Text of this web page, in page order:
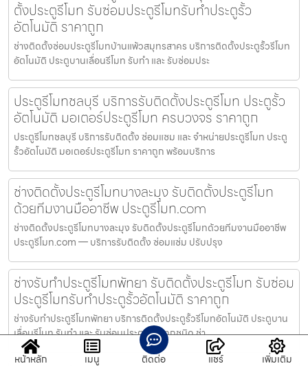
ตั้งประตูรีโมท รับซ่อมประตูรีโมทรับทำประตูรั้ว
อัตโนมัติ ราคาถูก
ช่างติดตั้งซ่อมประตูรีโมทบ้านแพ้วสมุทรสาคร บริการติดตั้งประตูรั้วรีโมท
อัตโนมัติ ประตูบานเลื่อนรีโมท รับทำ และ รับซ่อมประ
ประตูรีโมทชลบุรี บริการรับติดตั้งประตูรีโมท ประตูรั้ว
อัตโนมัติ มอเตอร์ประตูรีโมท ครบวงจร ราคาถูก
ประตูรีโมทชลบุรี บริการรับติดตั้ง ซ่อมแซม และ จำหน่ายประตูรีโมท ประตู
รั้วอัตโนมัติ มอเตอร์ประตูรีโมท ราคาถูก พร้อมบริการ
ช่างติดตั้งประตูรีโมทบางละมุง รับติดตั้งประตูรีโมท
ด้วยทีมงานมืออาชีพ ประตูรีโมท.com
ช่างติดตั้งประตูรีโมทบางละมุง รับติดตั้งประตูรีโมทด้วยทีมงานมืออาชีพ
ประตูรีโมท.com — บริการรับติดตั้ง ซ่อมแซ่ม ปรับปรุง
ช่างรับทำประตูรีโมทพัทยา รับติดตั้งประตูรีโมท รับซ่อม
ประตูรีโมทรับทำประตูรั้วอัตโนมัติ ราคาถูก
ช่างรับทำประตูรีโมทพัทยา บริการติดตั้งประตูรั้วรีโมทอัตโนมัติ ประตูบาน
เลื่อนรีโมท รับทำ และ รับซ่อมประตูรีโมททุกชนิด ช่า
หน้าหลัก เมนู ติดต่อ แชร์ เพิ่มเติม